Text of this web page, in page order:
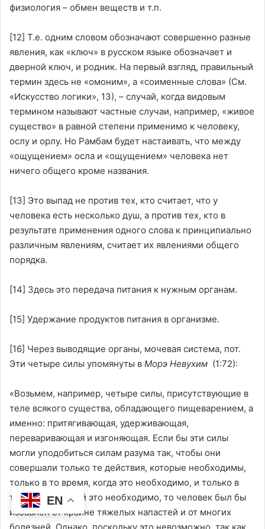
физиология – обмен веществ и т.п.
[12] Т.е. одним словом обозначают совершенно разные
явления, как «ключ» в русском языке обозначает и
дверной ключ, и родник. На первый взгляд, правильный
термин здесь не «омоним», а «соименные слова» (См.
«Искусство логики», 13), – случай, когда видовым
термином называют частные случаи, например, «живое
существо» в равной степени применимо к человеку,
ослу и орлу. Но Рамбам будет настаивать, что между
«ощущением» осла и «ощущением» человека нет
ничего общего кроме названия.
[13] Это выпад не против тех, кто считает, что у
человека есть несколько душ, а против тех, кто в
результате применения одного слова к принципиально
различным явлениям, считает их явлениями общего
порядка.
[14] Здесь это передача питания к нужным органам.
[15] Удержание продуктов питания в организме.
[16] Через выводящие органы, мочевая система, пот.
Эти четыре силы упомянуты вМорэ Невухим (1:72):
«Возьмем, например, четыре силы, присутствующие в
теле всякого существа, обладающего пищеварением, а
именно: притягивающая, удерживающая,
переваривающая и изгоняющая. Если бы эти силы
могли уподобиться силам разума так, чтобы они
совершали только те действия, которые необходимы,
только в то время, когда это необходимо, и только в
той мере, в какой это необходимо, то человек был бы
избавлен от крайне тяжелых напастей и от многих
EN